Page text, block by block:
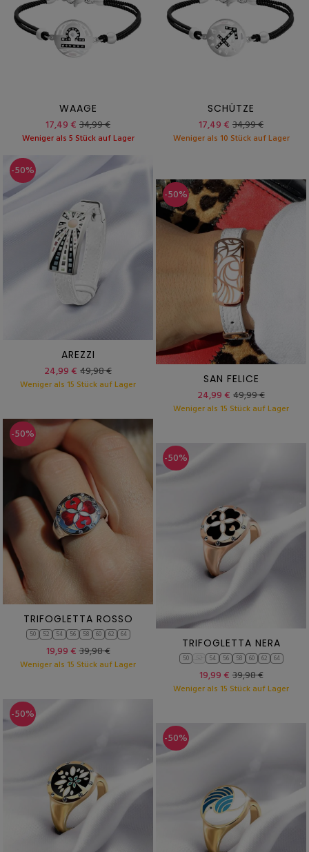
WAAGE
17,49 € 34,99 €
Weniger als 5 Stück auf Lager
SCHÜTZE
17,49 € 34,99 €
Weniger als 10 Stück auf Lager
-50%
AREZZI
24,99 € 49,98 €
Weniger als 15 Stück auf Lager
-50%
SAN FELICE
24,99 € 49,99 €
Weniger als 15 Stück auf Lager
-50%
TRIFOGLETTA ROSSO
50 52 54 56 58 60 62 64
19,99 €39,98 €
Weniger als 15 Stück auf Lager
-50%
TRIFOGLETTA NERA
50 54 56 58 60 62 64
19,99 €39,98 €
Weniger als 15 Stück auf Lager
-50%
-50%